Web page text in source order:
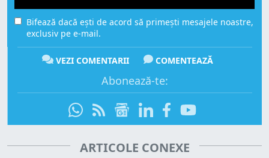
Bifează dacă ești de acord să primești mesajele noastre,
exclusiv pe e-mail.
VEZI COMENTARII COMENTEAZĂ
Abonează-te:
ARTICOLE CONEXE